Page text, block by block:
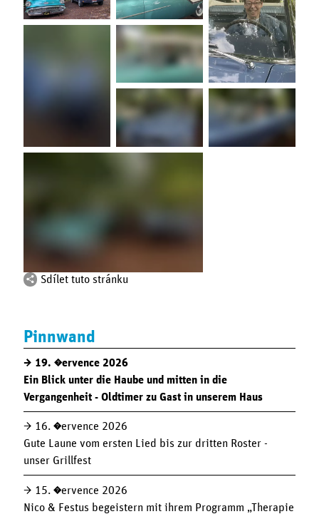
Pinnwand
19. �ervence 2026
Ein Blick unter die Haube und mitten in die
Vergangenheit - Oldtimer zu Gast in unserem Haus
16. �ervence 2026
Gute Laune vom ersten Lied bis zur dritten Roster -
unser Grillfest
15. �ervence 2026
Nico & Festus begeistern mit ihrem Programm „Therapie
Sdílet tuto stránku